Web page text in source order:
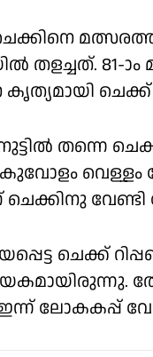
81-ാം
ചെക്ക്
തന്നെ
വേണ്ടി
ചെക്ക്
ലോകകപ്പ്